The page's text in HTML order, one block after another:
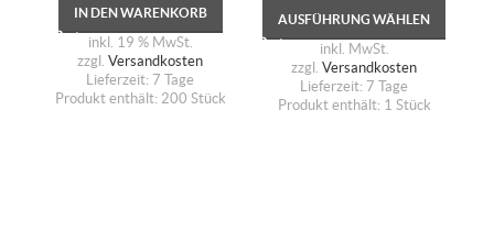
IN DEN WARENKORB
inkl. 19 % MwSt.
zzgl. Versandkosten
Lieferzeit: 7 Tage
Produkt enthält: 200 Stück
AUSFÜHRUNG WÄHLEN
inkl. MwSt.
zzgl. Versandkosten
Lieferzeit: 7 Tage
Produkt enthält: 1 Stück